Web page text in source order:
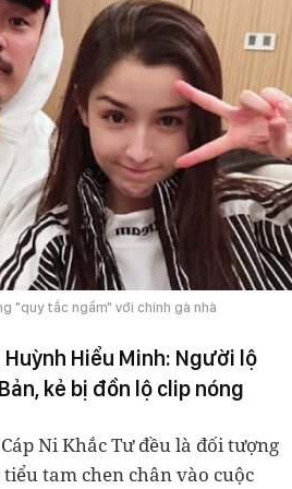
"quy tắc ngầm" với chính gà nhà
Hiểu Minh: Người lộ
kẻ bị đồn lộ clip nóng
Ni Khắc Tư đều là đối tượng
tam chen chân vào cuộc